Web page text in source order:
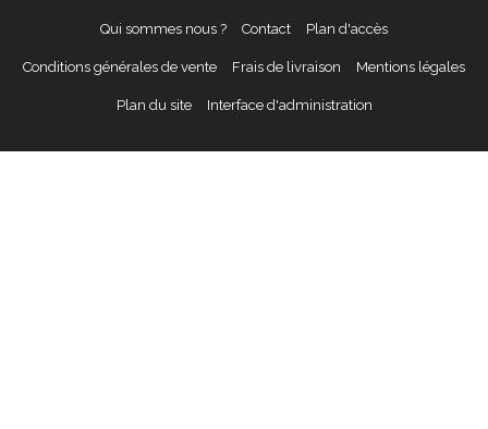
Qui sommes nous ? Contact Plan d'accès
Conditions générales de vente Frais de livraison Mentions légales
Plan du site Interface d'administration